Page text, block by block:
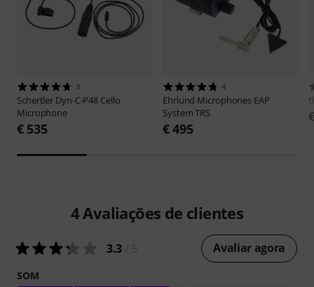
3
Schertler Dyn-C-P48 Cello
Microphone
€ 535
4
Ehrlund Microphones EAP
System TRS
€ 495
4Avaliações de clientes
3.3 Avaliar agora
SOM